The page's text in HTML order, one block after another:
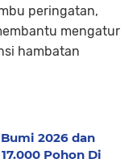
peringatan,
mengatur
hambatan
2026 dan
Pohon Di